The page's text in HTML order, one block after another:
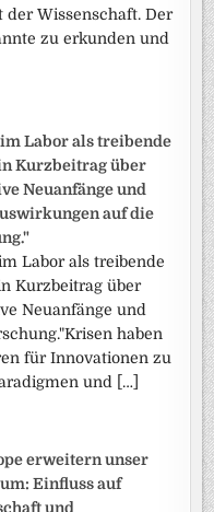
Wissenschaft. Der
zu erkunden und
Labor als treibende
Kurzbeitrag über
Neuanfänge und
auf die
Labor als treibende
Kurzbeitrag über
Neuanfänge und
haben
für Innovationen zu
und […]
erweitern unser
Einfluss auf
und